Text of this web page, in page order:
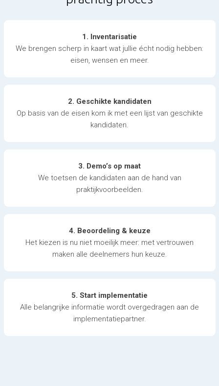
1. Inventarisatie
We brengen scherp in kaart wat jullie écht nodig hebben:
eisen, wensen en meer.
2. Geschikte kandidaten
Op basis van de eisen kom ik met een lijst van geschikte
kandidaten.
3. Demo’s op maat
We toetsen de kandidaten aan de hand van
praktijkvoorbeelden.
4. Beoordeling & keuze
Het kiezen is nu niet moeilijk meer: met vertrouwen
maken alle deelnemers hun keuze.
5. Start implementatie
Alle belangrijke informatie wordt overgedragen aan de
implementatiepartner.